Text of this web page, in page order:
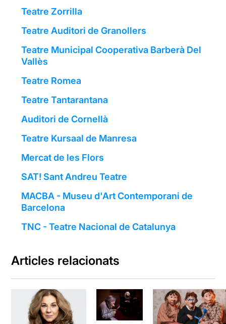
Teatre Zorrilla
Teatre Auditori de Granollers
Teatre Municipal Cooperativa Barberà Del
Vallès
Teatre Romea
Teatre Tantarantana
Auditori de Cornellà
Teatre Kursaal de Manresa
Mercat de les Flors
SAT! Sant Andreu Teatre
MACBA - Museu d'Art Contemporani de
Barcelona
TNC - Teatre Nacional de Catalunya
Articles relacionats